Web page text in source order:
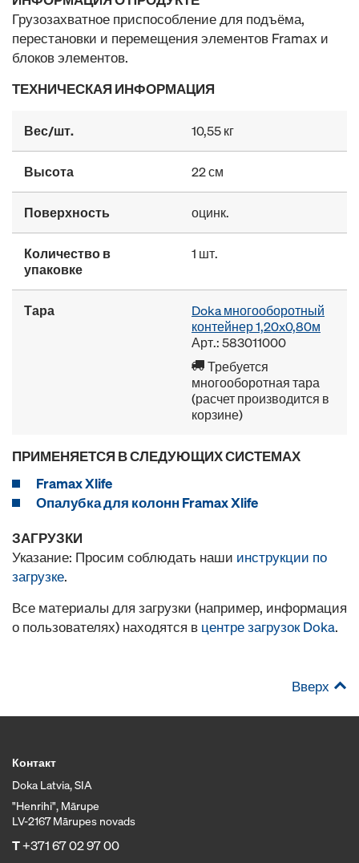
Грузозахватное приспособление для подъёма,
перестановки и перемещения элементов Framax и
блоков элементов.
ТЕХНИЧЕСКАЯ ИНФОРМАЦИЯ
Вес/шт. 10,55 кг
Высота 22 см
Поверхность оцинк.
Количество в
упаковке
1 шт.
Тара
Doka многооборотный
контейнер 1,20x0,80м
Арт.: 583011000
Требуется
многооборотная тара
(расчет производится в
корзине)
ПРИМЕНЯЕТСЯ В СЛЕДУЮЩИХ СИСТЕМАХ
Framax Xlife
Опалубка для колонн Framax Xlife
ЗАГРУЗКИ
Указание: Просим соблюдать наши инструкции по
загрузке.
Все материалы для загрузки (например, информация
о пользователях) находятся в центре загрузок Doka.
Вверх
Контакт
Doka Latvia, SIA
"Henrihi", Mārupe
LV-2167 Mārupes novads
T+371 67 02 97 00